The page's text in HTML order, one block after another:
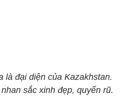
là đại diện của Kazakhstan.
sắc xinh đẹp, quyến rũ.